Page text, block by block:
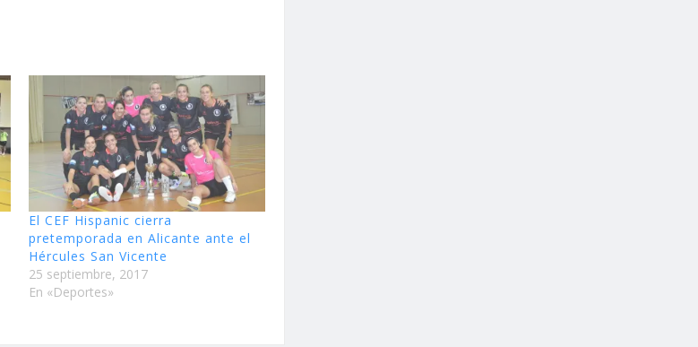
El CEF Hispanic cierra
pretemporada en Alicante ante el
Hércules San Vicente
25 septiembre, 2017
En «Deportes»